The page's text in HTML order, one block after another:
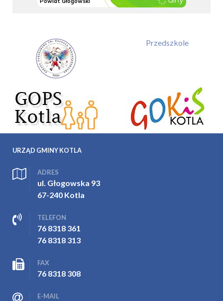
Przedszkole
URZĄD GMINY KOTLA
ADRES
ul. Głogowska 93
67-240 Kotla
TELEFON
76 8318 361
76 8318 313
FAX
76 8318 308
E-MAIL